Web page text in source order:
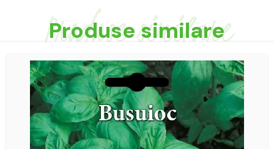
Produse similare
Produse similare